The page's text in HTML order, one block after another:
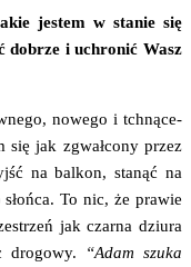
jestem w sta­nie się
dobrze i uchro­nić Wasz
nowe­go i tchną­ce­
się jak zgwał­co­ny przez
na bal­kon, sta­nąć na
To nic, że pra­wie
jak czar­na dziu­ra
dro­go­wy.
“Adam szu­ka